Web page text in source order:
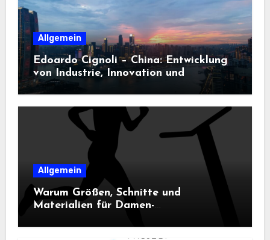
Allgemein
Edoardo Cignoli – China: Entwicklung
von Industrie, Innovation und
Technologie
Allgemein
Warum Größen, Schnitte und
Materialien für Damen-